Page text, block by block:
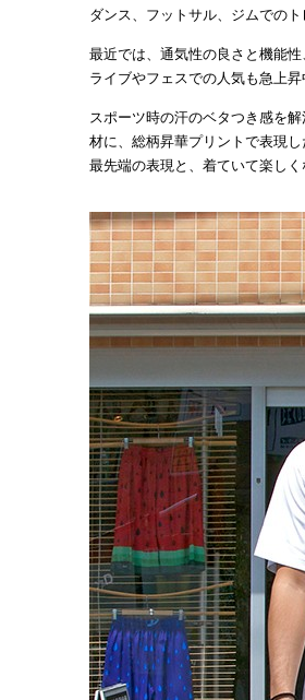
ダンス、フットサル、ジムでの
最近では、通気性の良さと機能
ライブやフェスでの人気も急上昇
スポーツ時の汗のベタつき感を
材に、総柄昇華プリントで表現
最先端の表現と、着ていて楽しく